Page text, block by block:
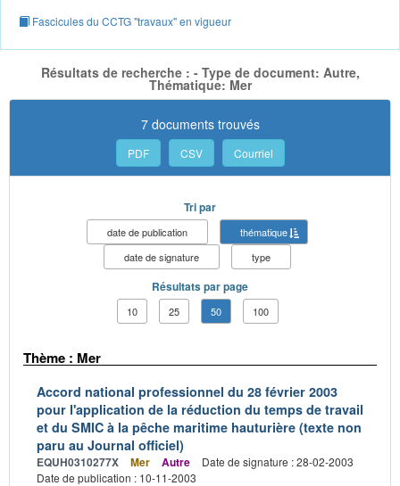
Fascicules du CCTG "travaux" en vigueur
Résultats de recherche : - Type de document: Autre,
Thématique: Mer
7 documents trouvés
PDF CSV Courriel
Tri par
date de publication
thématique
date de signature
type
Résultats par page
10 25 50 100
Thème : Mer
Accord national professionnel du 28 février 2003
pour l'application de la réduction du temps de travail
et du SMIC à la pêche maritime hauturière (texte non
paru au Journal officiel)
EQUH0310277X Mer Autre
Date de signature : 28-02-2003
Date de publication : 10-11-2003